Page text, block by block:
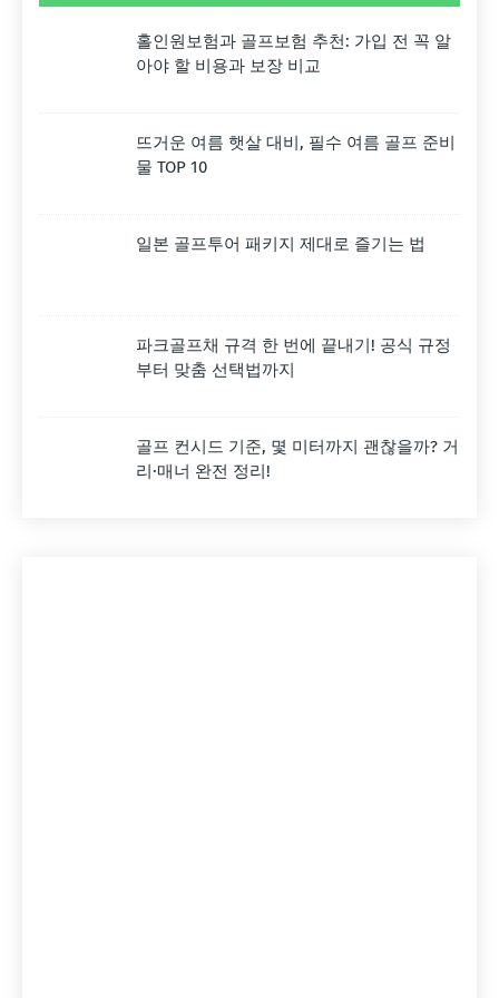
홀인원보험과 골프보험 추천: 가입 전 꼭 알
아야 할 비용과 보장 비교
뜨거운 여름 햇살 대비, 필수 여름 골프 준비
물 TOP 10
일본 골프투어 패키지 제대로 즐기는 법
파크골프채 규격 한 번에 끝내기! 공식 규정
부터 맞춤 선택법까지
골프 컨시드 기준, 몇 미터까지 괜찮을까? 거
리·매너 완전 정리!